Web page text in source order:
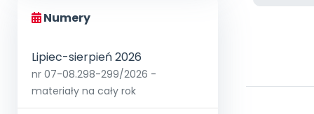
Numery
Lipiec-sierpień 2026
nr 07-08.298-299/2026 -
materiały na cały rok